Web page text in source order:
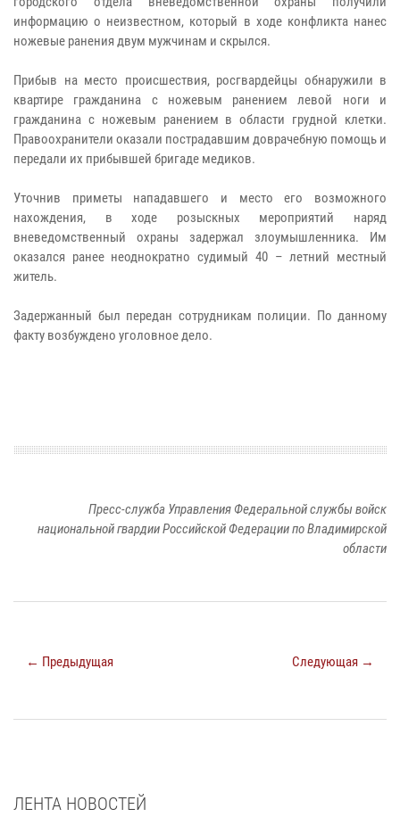
информацию о неизвестном, который в ходе конфликта нанес
ножевые ранения двум мужчинам и скрылся.
Прибыв на место происшествия, росгвардейцы обнаружили в
квартире гражданина с ножевым ранением левой ноги и
гражданина с ножевым ранением в области грудной клетки.
Правоохранители оказали пострадавшим доврачебную помощь и
передали их прибывшей бригаде медиков.
Уточнив приметы нападавшего и место его возможного
нахождения, в ходе розыскных мероприятий наряд
вневедомственный охраны задержал злоумышленника. Им
оказался ранее неоднократно судимый 40 – летний местный
житель.
Задержанный был передан сотрудникам полиции. По данному
факту возбуждено уголовное дело.
Пресс-служба Управления Федеральной службы войск
национальной гвардии Российской Федерации по Владимирской
области
← Предыдущая Следующая →
ЛЕНТА НОВОСТЕЙ